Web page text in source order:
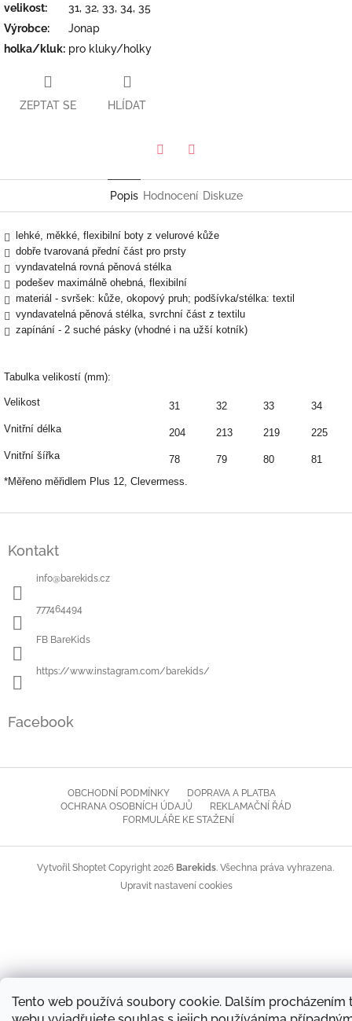
Tento web používá soubory cookie. Dalším procházením
velikost:
31, 32, 33, 34, 35
Výrobce:
Jonap
holka/kluk: pro kluky/holky
ZEPTAT SE HLÍDAT
Popis Hodnocení Diskuze
lehké, měkké, flexibilní boty z velurové kůže
dobře tvarovaná přední část pro prsty
vyndavatelná rovná pěnová stélka
podešev maximálně ohebná, flexibilní
materiál - svršek: kůže, okopový pruh; podšívka/stélka: textil
vyndavatelná pěnová stélka, svrchní část z textilu
zapínání - 2 suché pásky (vhodné i na užší kotník)
Tabulka velikostí (mm):
Velikost 31 32 33
34
Vnitřní délka
204 213 219
225
Vnitřní šířka
78 79 80
81
*Měřeno měřidlem Plus 12, Clevermess.
Kontakt
info@barekids.cz
777464494
FB BareKids
https://www.instagram.com/barekids/
Facebook
OBCHODNÍ PODMÍNKY
DOPRAVA A PLATBA
OCHRANA OSOBNÍCH ÚDAJŮ
REKLAMAČNÍ ŘÁD
FORMULÁŘE KE STAŽENÍ
Vytvořil Shoptet Copyright 2026 Barekids. Všechna práva vyhrazena.
Upravit nastavení cookies